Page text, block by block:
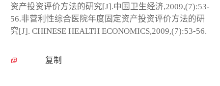
资产投资评价方法的研究[J].中国卫生经济,2009,(7):53-
56.非营利性综合医院年度固定资产投资评价方法的研
究[J]. CHINESE HEALTH ECONOMICS,2009,(7):53-56.
复制